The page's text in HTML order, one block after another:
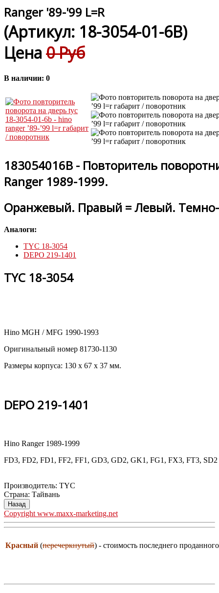
Ranger '89-'99 L=R
(Артикул: 18-3054-01-6B)
Цена 0 Руб
В наличии: 0
183054016B - Повторитель
Ranger 1989-1999.
Оранжевый. Правый = Левый. Темно-
Аналоги:
TYC 18-3054
DEPO 219-1401
TYC 18-3054
Hino MGH / MFG 1990-1993
Оригинальный номер 81730-1130
Размеры корпуса: 130 х 67 х 37 мм.
DEPO 219-1401
Hino Ranger 1989-1999
FD3, FD2, FD1, FF2, FF1, GD3, GD2, GK1, FG1, FX3, FT3, SD2
Производитель: TYC
Страна: Тайвань
Copyright www.maxx-marketing.net
Красный (перечеркнутый) - стоимость последнего